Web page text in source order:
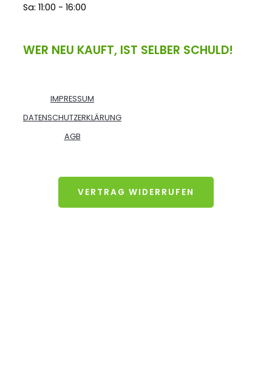
Sa: 11:00 - 16:00
WER NEU KAUFT, IST SELBER SCHULD!
IMPRESSUM
DATENSCHUTZERKLÄRUNG
AGB
VERTRAG WIDERRUFEN